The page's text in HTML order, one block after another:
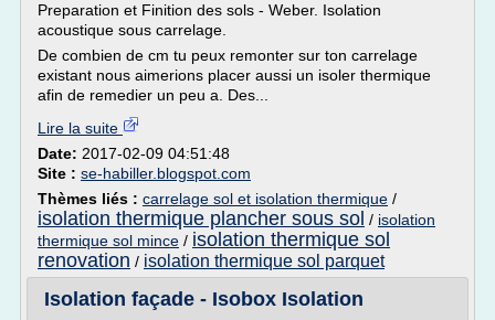
Preparation et Finition des sols - Weber. Isolation
acoustique sous carrelage.
De combien de cm tu peux remonter sur ton carrelage
existant nous aimerions placer aussi un isoler thermique
afin de remedier un peu a. Des...
Lire la suite
Date: 2017-02-09 04:51:48
Site : se-habiller.blogspot.com
Thèmes liés : carrelage sol et isolation thermique /
isolation thermique plancher sous sol / isolation
thermique sol mince / isolation thermique sol
renovation / isolation thermique sol parquet
Isolation façade - Isobox Isolation